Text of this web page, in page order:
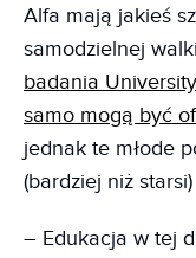
Alfa mają jakieś
samodzielnej
badania
samo mogą być
jednak te młode
(bardziej niż
– Edukacja w tej